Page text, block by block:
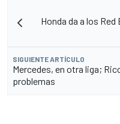
Honda da a los
SIGUIENTE ARTÍCULO
Mercedes, en otra liga;
problemas